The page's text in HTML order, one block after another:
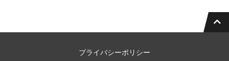
プライバシーポリシー